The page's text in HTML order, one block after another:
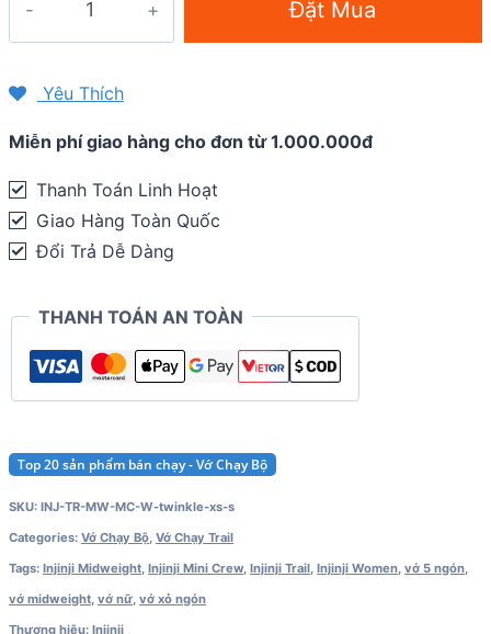
chạy
hình
Injinji
Women
TRAIL
Crew
quantity
Đặt Mua
Yêu Thích
Miễn phí giao hàng cho đơn từ 1.000.000đ
Thanh Toán Linh Hoạt
Giao Hàng Toàn Quốc
Đổi Trả Dễ Dàng
THANH TOÁN AN TOÀN
Top 20 sản phẩm bán chạy - Vớ Chạy Bộ
SKU: INJ-TR-MW-MC-W-twinkle-xs-s
Categories: Vớ Chạy Bộ, Vớ Chạy Trail
Tags: Injinji Midweight, Injinji Mini Crew, Injinji Trail, Injinji Women, vớ 5 ngón,
vớ midweight, vớ nữ, vớ xỏ ngón
Thương hiệu: Injinji